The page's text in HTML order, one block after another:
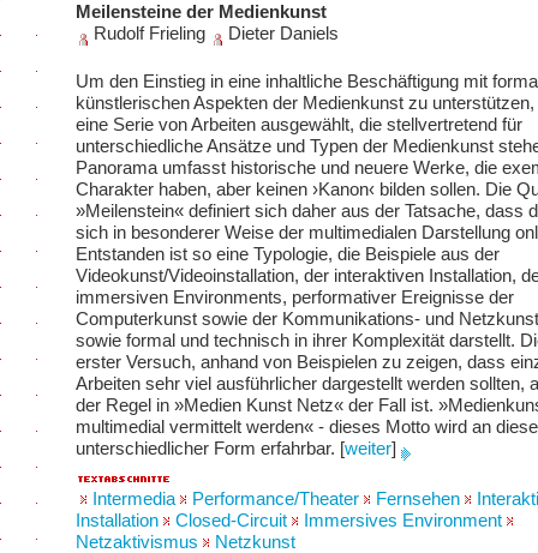
Meilensteine der Medienkunst
Rudolf Frieling
Dieter Daniels
Um den Einstieg in eine inhaltliche Beschäftigung mit
künstlerischen Aspekten der Medienkunst zu
eine Serie von Arbeiten ausgewählt, die stellvertretend für
unterschiedliche Ansätze und Typen der Medienkunst
Panorama umfasst historische und neuere Werke, die
Charakter haben, aber keinen ›Kanon‹ bilden sollen. Die
»Meilenstein« definiert sich daher aus der Tatsache, dass
sich in besonderer Weise der multimedialen Darstellung
Entstanden ist so eine Typologie, die Beispiele aus der
Videokunst/Videoinstallation, der interaktiven Installation,
immersiven Environments, performativer Ereignisse der
Computerkunst sowie der Kommunikations- und
sowie formal und technisch in ihrer Komplexität darstellt.
erster Versuch, anhand von Beispielen zu zeigen, dass
Arbeiten sehr viel ausführlicher dargestellt werden sollten,
der Regel in »Medien Kunst Netz« der Fall ist.
multimedial vermittelt werden« - dieses Motto wird an
unterschiedlicher Form erfahrbar. [weiter]
Intermedia Performance/Theater Fernsehen
Installation
Closed-Circuit
Immersives Environment
Netzaktivismus
Netzkunst